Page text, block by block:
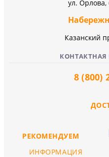
ул.
Казанский
8 (800)
РЕКОМЕНДУЕМ
ИНФОРМАЦИЯ